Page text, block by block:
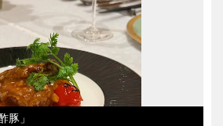
豚」